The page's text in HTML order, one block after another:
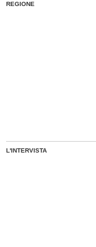
REGIONE
L'INTERVISTA